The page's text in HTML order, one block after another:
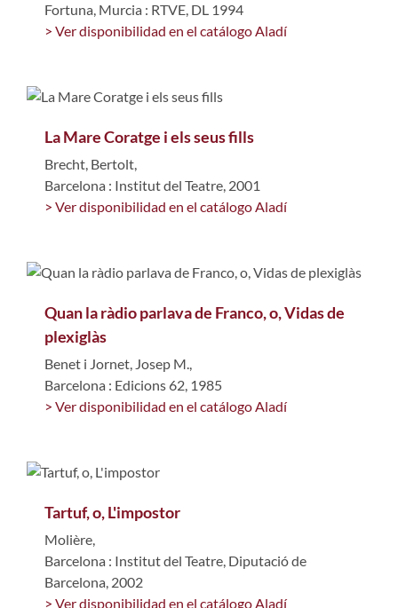
Fortuna, Murcia : RTVE, DL 1994
> Ver disponibilidad en el catálogo Aladí
La Mare Coratge i els seus fills
Brecht, Bertolt,
Barcelona : Institut del Teatre, 2001
> Ver disponibilidad en el catálogo Aladí
Quan la ràdio parlava de Franco, o, Vidas de
plexiglàs
Benet i Jornet, Josep M.,
Barcelona : Edicions 62, 1985
> Ver disponibilidad en el catálogo Aladí
Tartuf, o, L'impostor
Molière,
Barcelona : Institut del Teatre, Diputació de
Barcelona, 2002
> Ver disponibilidad en el catálogo Aladí